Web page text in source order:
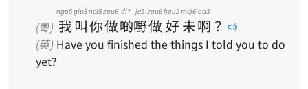
(粵) 我
ngo5
叫
giu3
你
nei5
做
zou6
啲
di1
嘢
je5
做
zou6
好
hou2
未
mei6
啊
aa3
？
(英) Have you finished the things I told you to do
yet?